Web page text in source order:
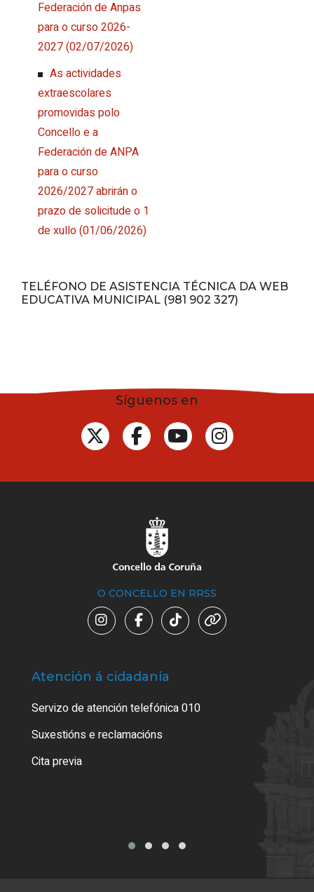
Federación de Anpas
para o curso 2026-
2027(02/07/2026)
As actividades
extraescolares
promovidas polo
Concello e a
Federación de ANPA
para o curso
2026/2027 abrirán o
prazo de solicitude o 1
de xullo(01/06/2026)
TELÉFONO DE ASISTENCIA TÉCNICA DA WEB
EDUCATIVA MUNICIPAL (981 902 327)
Síguenos en
O CONCELLO EN RRSS
Atención á cidadanía
Servizo de atención telefónica 010
Suxestións e reclamacións
Cita previa